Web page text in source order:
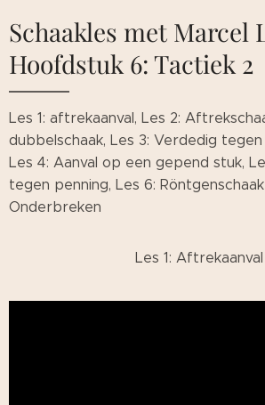
Schaakles met Marcel
Hoofdstuk 6: Tactiek 2
Les 1: aftrekaanval, Les 2:
dubbelschaak, Les 3: Verdedig tegen
Les 4: Aanval op een gepend stuk,
tegen penning, Les 6:
Onderbreken
Les 1: Aftrekaanval